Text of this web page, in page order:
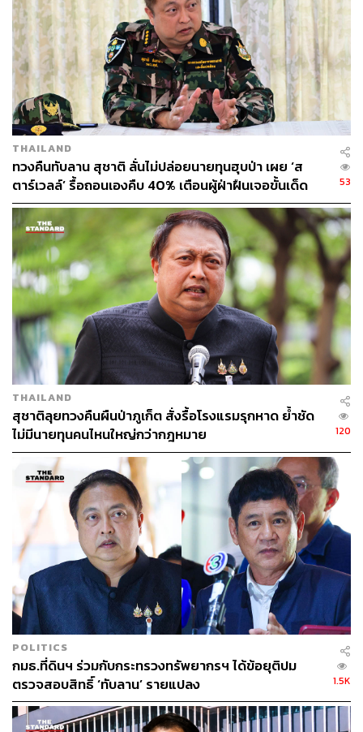
THAILAND
ทวงคืนทับลาน สุชาติ ลั่นไม่ปล่อยนายทุนฮุบป่า เผย ‘ส
ตาร์เวลล์’ รื้อถอนเองคืบ 40% เตือนผู้ฝ่าฝืนเจอขั้นเด็ด
ขาด
53
THAILAND
สุชาติลุยทวงคืนผืนป่าภูเก็ต สั่งรื้อโรงแรมรุกหาด ย้ำชัด
ไม่มีนายทุนคนไหนใหญ่กว่ากฎหมาย
120
POLITICS
กมธ.ที่ดินฯ ร่วมกับกระทรวงทรัพยากรฯ ได้ข้อยุติปม
ตรวจสอบสิทธิ์ ‘ทับลาน’ รายแปลง
1.5K